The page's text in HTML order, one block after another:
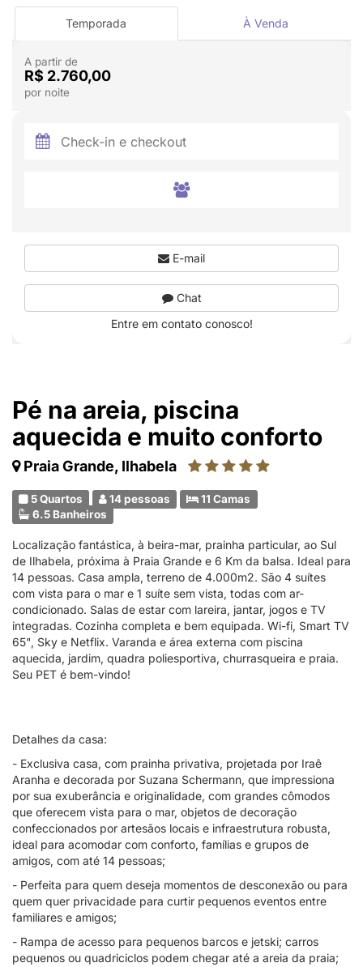
Pé na areia, piscina
aquecida e muito conforto
Praia Grande, Ilhabela
5 Quartos 14 pessoas
11 Camas
6.5 Banheiros
Localização fantástica, à beira-mar, prainha particular, ao Sul
de Ilhabela, próxima à Praia Grande e 6 Km da balsa. Ideal para
14 pessoas. Casa ampla, terreno de 4.000m2. São 4 suítes
com vista para o mar e 1 suíte sem vista, todas com ar-
condicionado. Salas de estar com lareira, jantar, jogos e TV
integradas. Cozinha completa e bem equipada. Wi-fi, Smart TV
65", Sky e Netflix. Varanda e área externa com piscina
aquecida, jardim, quadra poliesportiva, churrasqueira e praia.
Seu PET é bem-vindo!
Detalhes da casa:
- Exclusiva casa, com prainha privativa, projetada por Iraê
Aranha e decorada por Suzana Schermann, que impressiona
por sua exuberância e originalidade, com grandes cômodos
que oferecem vista para o mar, objetos de decoração
confeccionados por artesãos locais e infraestrutura robusta,
ideal para acomodar com conforto, famílias e grupos de
amigos, com até 14 pessoas;
- Perfeita para quem deseja momentos de desconexão ou para
quem quer privacidade para curtir pequenos eventos entre
familiares e amigos;
- Rampa de acesso para pequenos barcos e jetski; carros
pequenos ou quadriciclos podem chegar até a areia da praia;
Temporada À Venda
A partir de
R$ 2.760,00
por noite
E-mail
Chat
Entre em contato conosco!